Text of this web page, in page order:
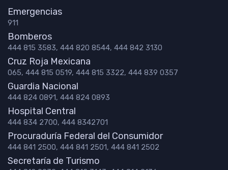
Emergencias
911
Bomberos
444 815 3583, 444 820 8544, 444 842 3130
Cruz Roja Mexicana
065, 444 815 0519, 444 815 3322, 444 839 0357
Guardia Nacional
444 824 0891, 444 824 0893
Hospital Central
444 834 2700, 444 8342701
Procuraduría Federal del Consumidor
444 841 2500, 444 841 2501, 444 841 2502
Secretaría de Turismo